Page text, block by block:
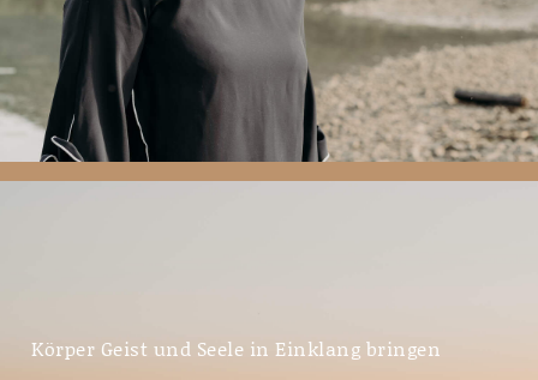
Körper Geist und Seele in Einklang bringen